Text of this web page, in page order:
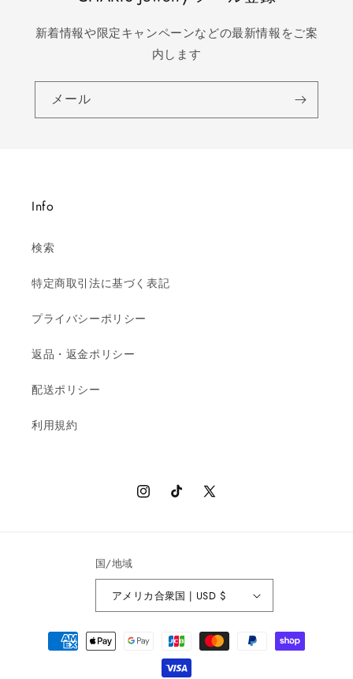
新着情報や限定キャンペーンなどの最新情報をご案
内します
メール
Info
検索
特定商取引法に基づく表記
プライバシーポリシー
返品・返金ポリシー
配送ポリシー
利用規約
InstagramTikTok
X
国/地域
アメリカ合衆国 | USD $